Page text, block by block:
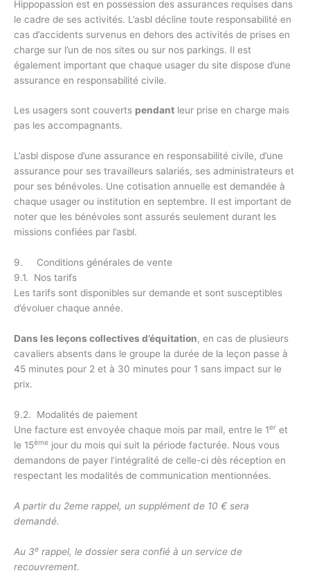
Hippopassion est en possession des assurances requises dans
le cadre de ses activités. L’asbl décline toute responsabilité en
cas d’accidents survenus en dehors des activités de prises en
charge sur l’un de nos sites ou sur nos parkings. Il est
également important que chaque usager du site dispose d’une
assurance en responsabilité civile.
Les usagers sont couverts pendant leur prise en charge mais
pas les accompagnants.
L’asbl dispose d’une assurance en responsabilité civile, d’une
assurance pour ses travailleurs salariés, ses administrateurs et
pour ses bénévoles. Une cotisation annuelle est demandée à
chaque usager ou institution en septembre. Il est important de
noter que les bénévoles sont assurés seulement durant les
missions confiées par l’asbl.
9. Conditions générales de vente
9.1. Nos tarifs
Les tarifs sont disponibles sur demande et sont susceptibles
d’évoluer chaque année.
Dans les leçons collectives d’équitation, en cas de plusieurs
cavaliers absents dans le groupe la durée de la leçon passe à
45 minutes pour 2 et à 30 minutes pour 1 sans impact sur le
prix.
9.2. Modalités de paiement
Une facture est envoyée chaque mois par mail, entre le 1er et
le 15ème jour du mois qui suit la période facturée. Nous vous
demandons de payer l’intégralité de celle-ci dès réception en
respectant les modalités de communication mentionnées.
A partir du 2eme rappel, un supplément de 10 € sera
demandé.
Au 3e rappel, le dossier sera confié à un service de
recouvrement.